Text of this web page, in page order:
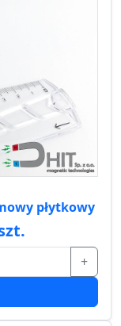
płytkowy
+